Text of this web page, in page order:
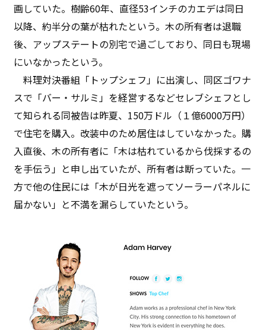
画していた。樹齢60年、直径53インチのカエデは同日
以降、約半分の葉が枯れたという。木の所有者は退職
後、アップステートの別宅で過ごしており、同日も現場
にいなかったという。
料理対決番組「トップシェフ」に出演し、同区ゴワナ
スで「バー・サルミ」を経営するなどセレブシェフとし
て知られる同被告は昨夏、150万ドル（１億6000万円）
で住宅を購入。改装中のため居住はしていなかった。購
入直後、木の所有者に「木は枯れているから伐採するの
を手伝う」と申し出ていたが、所有者は断っていた。一
方で他の住民には「木が日光を遮ってソーラーパネルに
届かない」と不満を漏らしていたという。